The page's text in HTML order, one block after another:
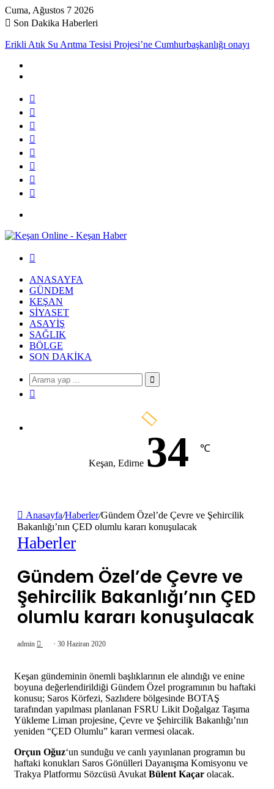
Cuma, Ağustos 7 2026
Son Dakika Haberleri
Erikli Atık Su Arıtma Tesisi Projesi’ne Cumhurbaşkanlığı onayı
...
ANASAYFA
GÜNDEM
KEŞAN
SIYASET
ASAYIŞ
SAĞLIK
BÖLGE
SON DAKIKA
Arama
Keşan, Edirne 34 ℃
Anasayfa/Haberler/Gündem Özel’de Çevre ve Şehircilik
Bakanlığı’nın ÇED olumlu kararı konuşulacak
Haberler
Gündem Özel’de Çevre ve
Şehircilik Bakanlığı’nın ÇED
olumlu kararı konuşulacak
admin
posta
göndermek
30 Haziran 2020
Keşan gündeminin önemli başlıklarının ele alındığı ve enine
boyuna değerlendirildiği Gündem Özel programının bu haftaki
konusu; Saros Körfezi, Sazlıdere bölgesinde BOTAŞ
tarafından yapılması planlanan FSRU Likit Doğalgaz Taşıma
Yükleme Liman projesine, Çevre ve Şehircilik Bakanlığı’nın
yeniden “ÇED Olumlu” kararı vermesi olacak.
Orçun Oğuz‘un sunduğu ve canlı yayınlanan programın bu
haftaki konukları Saros Gönülleri Dayanışma Komisyonu ve
Trakya Platformu Sözcüsü Avukat Bülent Kaçar olacak.